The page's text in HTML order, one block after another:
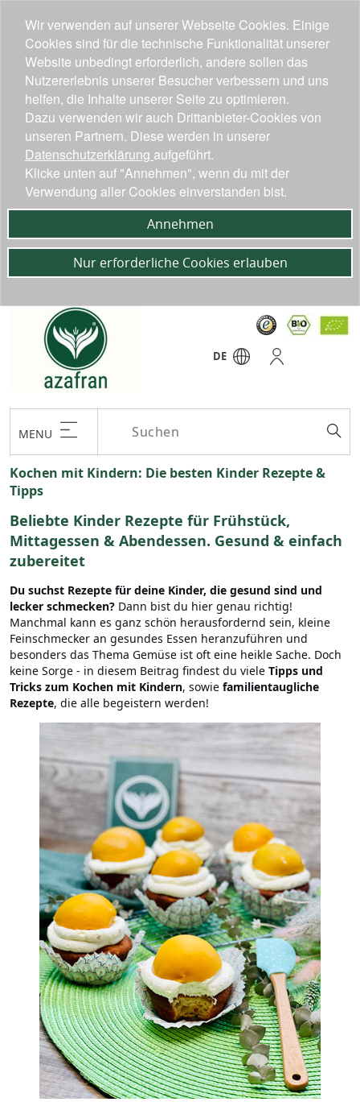
DE
MENU
Kochen mit Kindern: Die besten Kinder Rezepte &
Tipps
Beliebte Kinder Rezepte für Frühstück,
Mittagessen & Abendessen. Gesund & einfach
zubereitet
Du suchst Rezepte für deine Kinder, die gesund sind und
lecker schmecken? Dann bist du hier genau richtig!
Manchmal kann es ganz schön herausfordernd sein, kleine
Feinschmecker an gesundes Essen heranzuführen und
besonders das Thema Gemüse ist oft eine heikle Sache. Doch
keine Sorge - in diesem Beitrag findest du viele Tipps und
Tricks zum Kochen mit Kindern, sowie familientaugliche
Rezepte, die alle begeistern werden!
Wir verwenden auf unserer Webseite Cookies. Einige
Cookies sind für die technische Funktionalität unserer
Website unbedingt erforderlich, andere sollen das
Nutzererlebnis unserer Besucher verbessern und uns
helfen, die Inhalte unserer Seite zu optimieren.
Dazu verwenden wir auch Drittanbieter-Cookies von
unseren Partnern. Diese werden in unserer
Datenschutzerklärung aufgeführt.
Klicke unten auf "Annehmen", wenn du mit der
Verwendung aller Cookies einverstanden bist.
Annehmen
Nur erforderliche Cookies erlauben